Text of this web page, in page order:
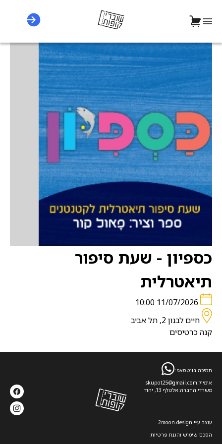
כספיון - שעת סיפור
תיאטרלית
11/07/2026 10:00
חיים לבנון 2, תל אביב
קנה כרטיסים
תמיכה בווטסאפ:
skupot25@gmail.comאימייל:
אלטלף 13, יהודמשרדי החברה:
עוצב ע׳׳י 2moon.design
הסכם שימוש והגנת פרטיות